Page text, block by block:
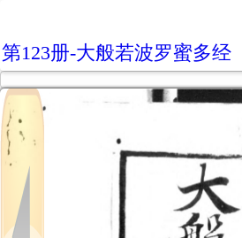
第123册-大般若波罗蜜多